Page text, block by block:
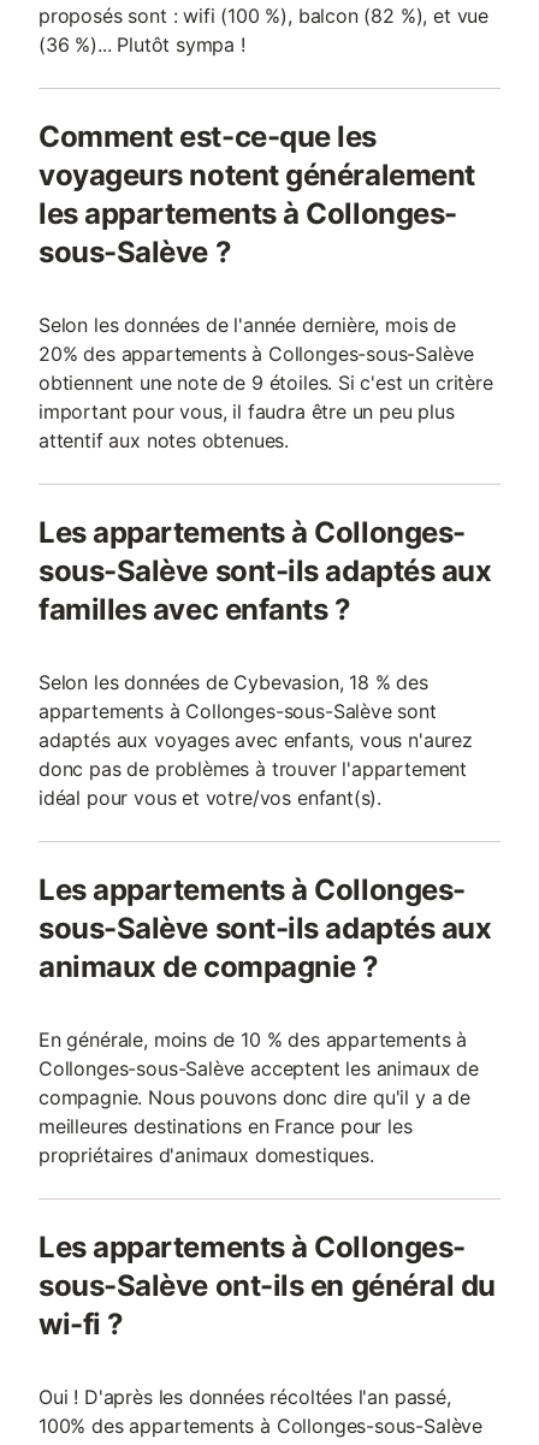
proposés sont : wifi (100 %), balcon (82 %), et vue
(36 %)... Plutôt sympa !
Comment est-ce-que les
voyageurs notent généralement
les appartements à Collonges-
sous-Salève ?
Selon les données de l'année dernière, mois de
20% des appartements à Collonges-sous-Salève
obtiennent une note de 9 étoiles. Si c'est un critère
important pour vous, il faudra être un peu plus
attentif aux notes obtenues.
Les appartements à Collonges-
sous-Salève sont-ils adaptés aux
familles avec enfants ?
Selon les données de Cybevasion, 18 % des
appartements à Collonges-sous-Salève sont
adaptés aux voyages avec enfants, vous n'aurez
donc pas de problèmes à trouver l'appartement
idéal pour vous et votre/vos enfant(s).
Les appartements à Collonges-
sous-Salève sont-ils adaptés aux
animaux de compagnie ?
En générale, moins de 10 % des appartements à
Collonges-sous-Salève acceptent les animaux de
compagnie. Nous pouvons donc dire qu'il y a de
meilleures destinations en France pour les
propriétaires d'animaux domestiques.
Les appartements à Collonges-
sous-Salève ont-ils en général du
wi-fi ?
Oui ! D'après les données récoltées l'an passé,
100% des appartements à Collonges-sous-Salève